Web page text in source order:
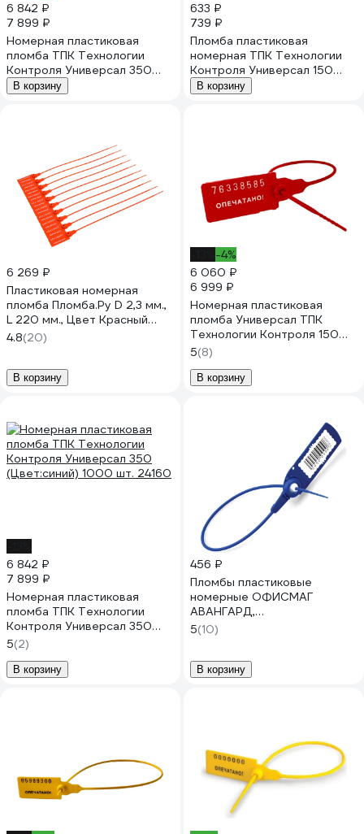
6 842 ₽
7 899 ₽
Номерная пластиковая
пломба ТПК Технологии
Контроля Универсал 350
(Цвет:зеленый) 1000 шт.
24159
В корзину
633 ₽
739 ₽
Пломба пластиковая
номерная ТПК Технологии
Контроля Универсал 150
(цвет: зеленый) 100 шт
24285
В корзину
6 269 ₽
Пластиковая номерная
пломба Пломба.Ру D 2,3 мм.,
L 220 мм., Цвет Красный
1000 шт. КПП-3-1602СТ
619334
4.8(20)
В корзину
-4%
6 060 ₽
6 999 ₽
Номерная пластиковая
пломба Универсал ТПК
Технологии Контроля 150
(Цвет:красный) 1000 шт.
24155
5(8)
В корзину
6 842 ₽
7 899 ₽
Номерная пластиковая
пломба ТПК Технологии
Контроля Универсал 350
(Цвет:синий) 1000 шт. 24160
5(2)
В корзину
456 ₽
Пломбы пластиковые
номерные ОФИСМАГ
АВАНГАРД,
самофиксирующиеся, длина
220 мм, СИНИЕ, КОМПЛЕКТ
5(10)
В корзину